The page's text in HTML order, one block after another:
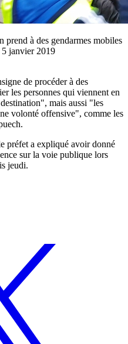
prend à des gendarmes mobiles
5 janvier 2019
de procéder à des
les personnes qui viennent en
mais aussi "les
volonté offensive", comme les
préfet a expliqué avoir donné
sur la voie publique lors
jeudi.